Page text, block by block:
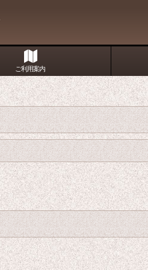
ご利用案内